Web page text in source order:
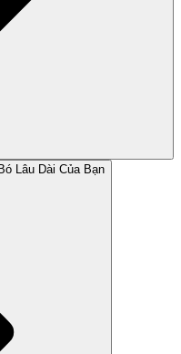
Lâu Dài Của Bạn